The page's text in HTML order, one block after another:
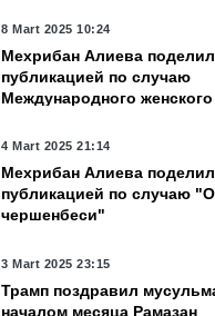
8 Mart 2025 10:24
Мехрибан Алиева
публикацией по случаю
Международного
4 Mart 2025 21:14
Мехрибан Алиева
публикацией по случаю
чершенбеси"
3 Mart 2025 23:15
Трамп поздравил
началом месяца Рамазан